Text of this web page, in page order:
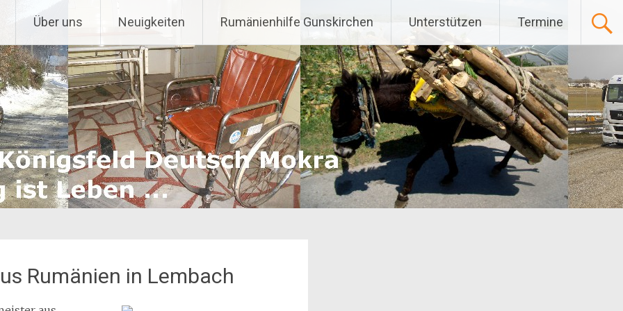
Über uns Neuigkeiten Rumänienhilfe Gunskirchen Unterstützen Termine
Rumänien in Lembach